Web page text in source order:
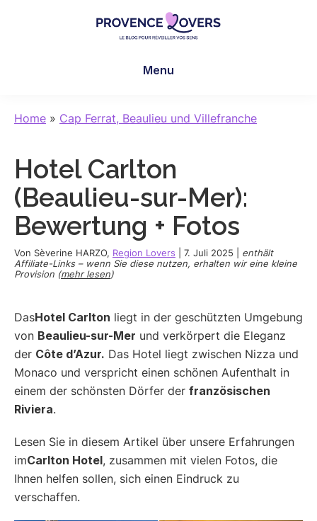
in
zu
wecken
-
Le
de
Claire
Manu
Menu
Home » Cap Ferrat, Beaulieu und Villefranche
Hotel Carlton
(Beaulieu-sur-Mer):
Bewertung + Fotos
Von Sèverine HARZO, Region Lovers 7. Juli 2025
enthält
Affiliate-Links – wenn Sie diese nutzen, erhalten wir eine kleine
Provision (mehr lesen)
DasHotel Carlton liegt in der geschützten Umgebung
von Beaulieu-sur-Mer und verkörpert die Eleganz
der Côte d’Azur. Das Hotel liegt zwischen Nizza und
Monaco und verspricht einen schönen Aufenthalt in
einem der schönsten Dörfer der französischen
Riviera.
Lesen Sie in diesem Artikel über unsere Erfahrungen
imCarlton Hotel, zusammen mit vielen Fotos, die
Ihnen helfen sollen, sich einen Eindruck zu
verschaffen.